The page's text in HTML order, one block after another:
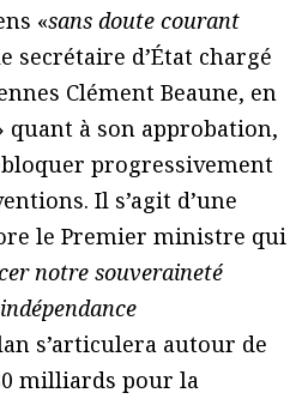
«sans doute courant
secrétaire d’État chargé
Clément Beaune, en
quant à son approbation,
progressivement
Il s’agit d’une
le Premier ministre qui
notre souveraineté
s’articulera autour de
milliards pour la